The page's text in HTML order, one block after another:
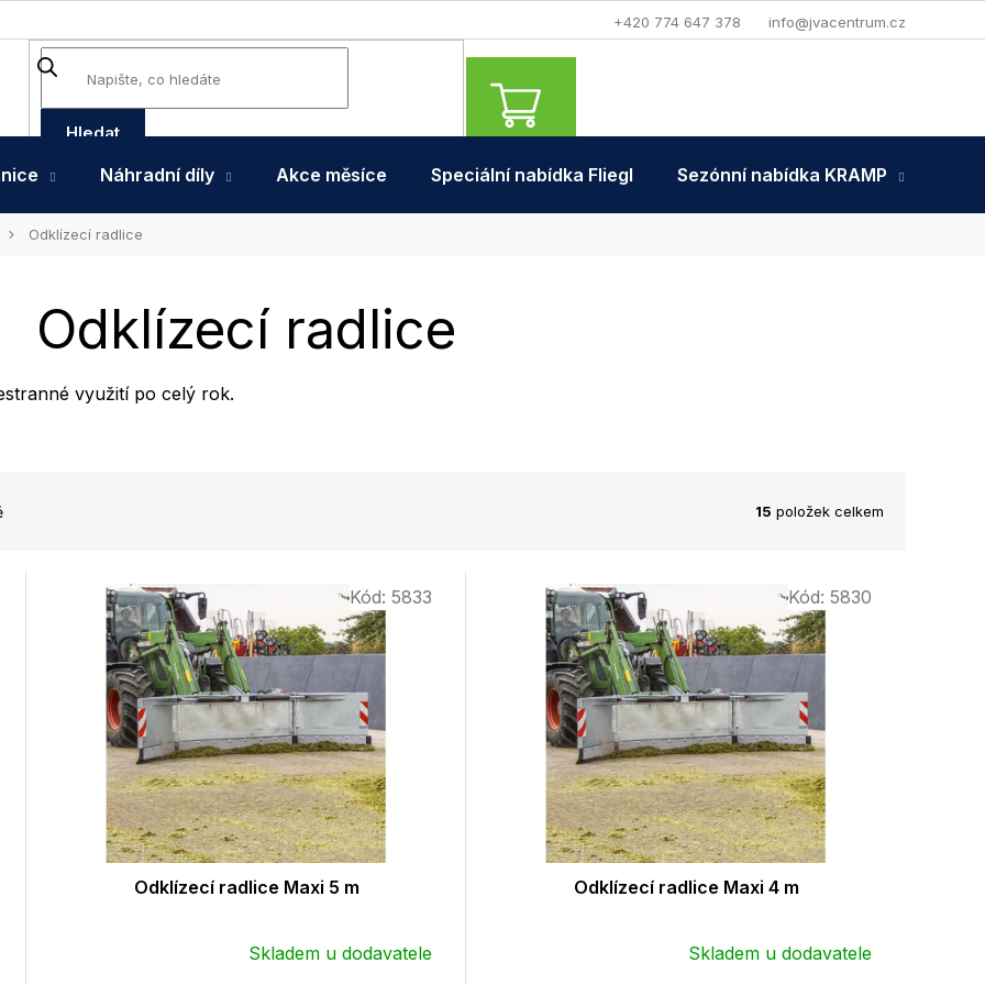
+420 774 647 378 info@jvacentrum.cz
Hledat
NÁKUPNÍ
KOŠÍK
Náhradní díly Akce měsíce Speciální nabídka Fliegl Sezónní nabídka KRAMP
Odklízecí radlice
Odklízecí radlice
využití po celý rok.
15 položek celkem
Odklízecí radlice Maxi 5 m
Skladem u dodavatele
Kód: 5833
Odklízecí radlice Maxi 4 m
Skladem u dodavatele
Kód: 5830